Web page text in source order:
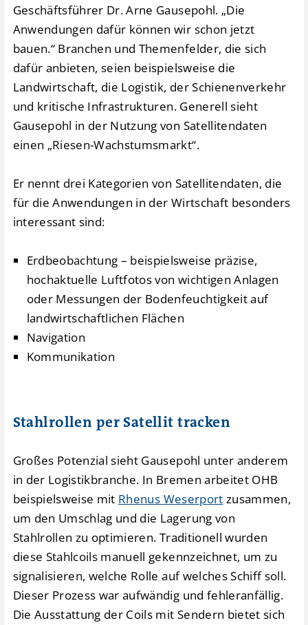
Geschäftsführer Dr. Arne Gausepohl. „Die
Anwendungen dafür können wir schon jetzt
bauen.“ Branchen und Themenfelder, die sich
dafür anbieten, seien beispielsweise die
Landwirtschaft, die Logistik, der Schienenverkehr
und kritische Infrastrukturen. Generell sieht
Gausepohl in der Nutzung von Satellitendaten
einen „Riesen-Wachstumsmarkt“.
Er nennt drei Kategorien von Satellitendaten, die
für die Anwendungen in der Wirtschaft besonders
interessant sind:
Erdbeobachtung – beispielsweise präzise,
hochaktuelle Luftfotos von wichtigen Anlagen
oder Messungen der Bodenfeuchtigkeit auf
landwirtschaftlichen Flächen
Navigation
Kommunikation
Stahlrollen per Satellit tracken
Großes Potenzial sieht Gausepohl unter anderem
in der Logistikbranche. In Bremen arbeitet OHB
beispielsweise mit Rhenus Weserport zusammen,
um den Umschlag und die Lagerung von
Stahlrollen zu optimieren. Traditionell wurden
diese Stahlcoils manuell gekennzeichnet, um zu
signalisieren, welche Rolle auf welches Schiff soll.
Dieser Prozess war aufwändig und fehleranfällig.
Die Ausstattung der Coils mit Sendern bietet sich